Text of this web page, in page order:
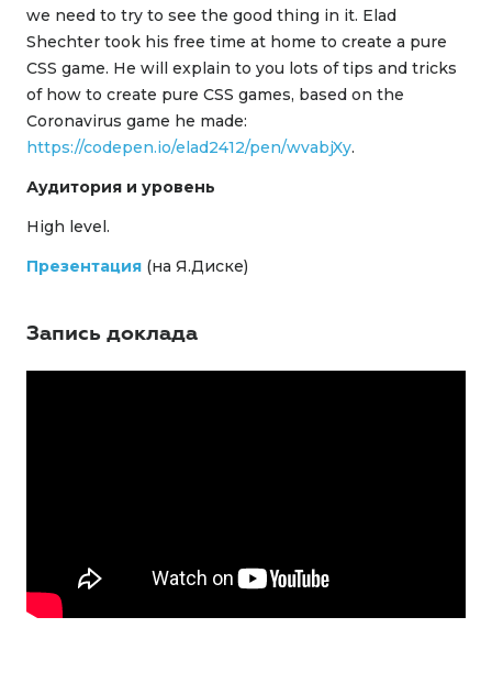
we need to try to see the good thing in it. Elad
Shechter took his free time at home to create a pure
CSS game. He will explain to you lots of tips and tricks
of how to create pure CSS games, based on the
Coronavirus game he made:
https://codepen.io/elad2412/pen/wvabjXy.
Аудитория и уровень
High level.
Презентация (на Я.Диске)
Запись доклада